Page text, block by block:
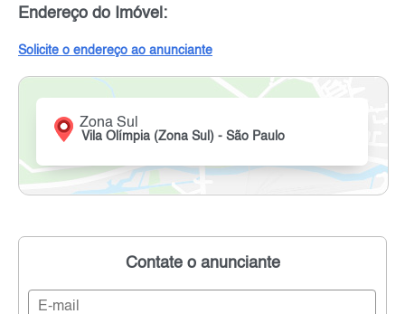
Endereço do Imóvel:
Solicite o endereço ao anunciante
Zona Sul
Vila Olímpia (Zona Sul) - São Paulo
Contate o anunciante